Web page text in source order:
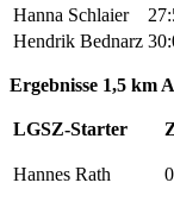
Hanna Schlaier
Hendrik Bednarz
Ergebnisse 1,5 km
LGSZ-Starter
Hannes Rath